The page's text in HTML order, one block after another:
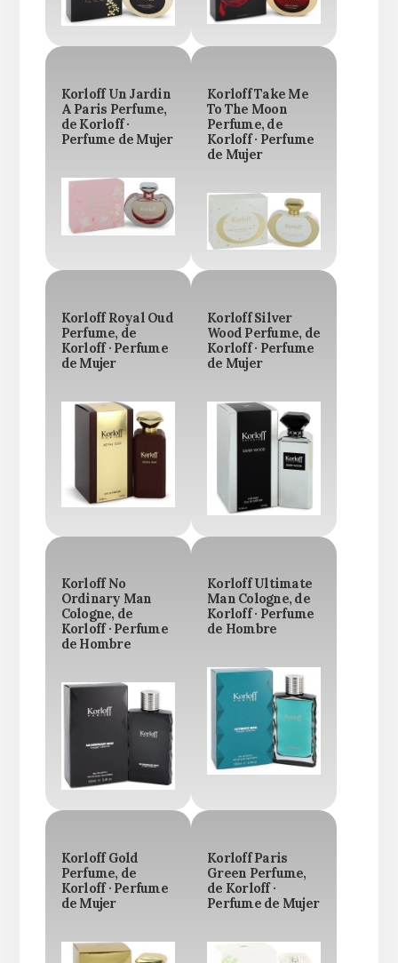
Korloff Un Jardin
A Paris Perfume,
de Korloff ·
Perfume de Mujer
Korloff Take Me
To The Moon
Perfume, de
Korloff · Perfume
de Mujer
Korloff Royal Oud
Perfume, de
Korloff · Perfume
de Mujer
Korloff Silver
Wood Perfume, de
Korloff · Perfume
de Mujer
Korloff No
Ordinary Man
Cologne, de
Korloff · Perfume
de Hombre
Korloff Ultimate
Man Cologne, de
Korloff · Perfume
de Hombre
Korloff Gold
Perfume, de
Korloff · Perfume
de Mujer
Korloff Paris
Green Perfume,
de Korloff ·
Perfume de Mujer